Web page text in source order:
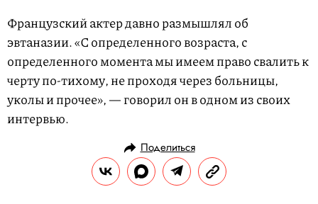
Французский актер давно размышлял об
эвтаназии. «С определенного возраста, с
определенного момента мы имеем право свалить к
черту по-тихому, не проходя через больницы,
уколы и прочее», — говорил он в одном из своих
интервью.
Поделиться